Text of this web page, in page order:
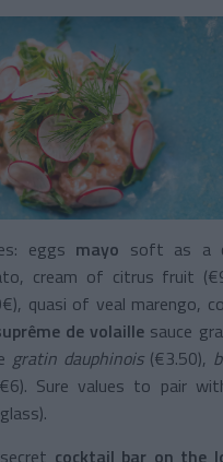
eggs mayo soft as a
cream of citrus fruit
quasi of veal marengo,
de volaille sauce
gratin dauphinois(€3.50),
Sure values to pair
cocktail bar on the